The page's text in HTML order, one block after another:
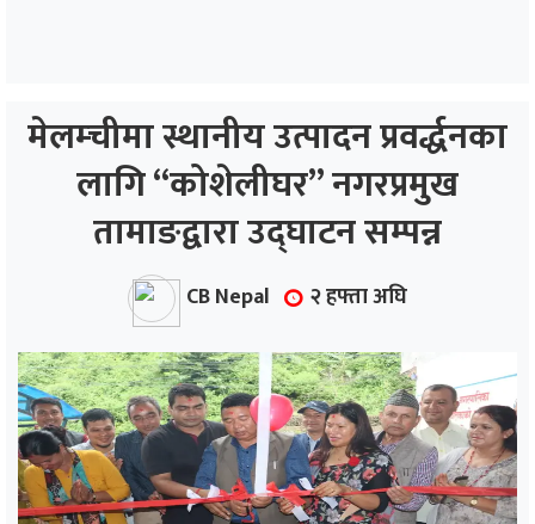
मेलम्चीमा स्थानीय उत्पादन प्रवर्द्धनका
लागि “कोशेलीघर” नगरप्रमुख
तामाङद्वारा उद्घाटन सम्पन्न
CB Nepal २ हफ्ता अघि